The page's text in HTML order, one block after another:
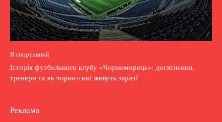
Я спортивний
Історія футбольного клубу «Чорноморець»: досягнення,
тренери та як чорно-сині живуть зараз?
Реклама